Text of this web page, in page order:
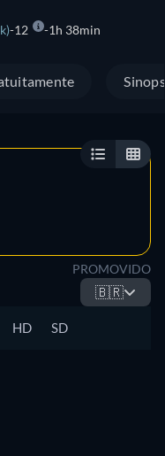
12 1h 38min
PROMOVIDO
🇧🇷
HD SD